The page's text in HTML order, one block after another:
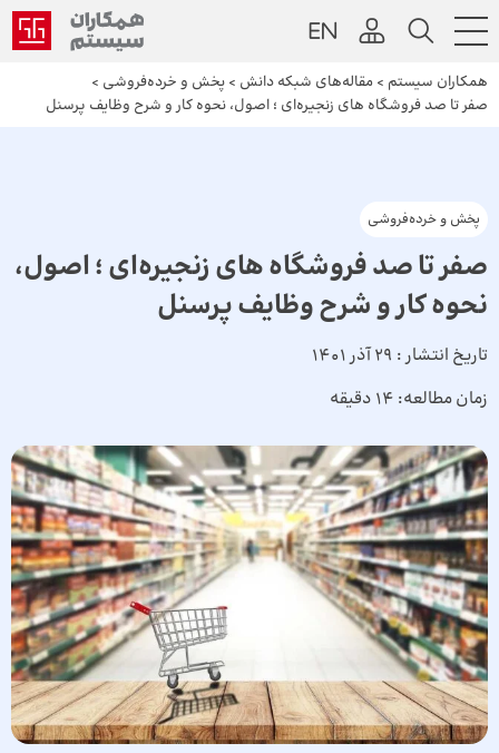
همکاران سیستم > مقاله‌های شبکه دانش > پخش و خرده‌فروشی >
صفر تا صد فروشگاه های زنجیره‌ای ؛ اصول، نحوه کار و شرح وظایف پرسنل
پخش و خرده‌فروشی
صفر تا صد فروشگاه های زنجیره‌ای ؛ اصول،
نحوه کار و شرح وظایف پرسنل
تاریخ انتشار : 29 آذر 1401
زمان مطالعه: 14 دقیقه